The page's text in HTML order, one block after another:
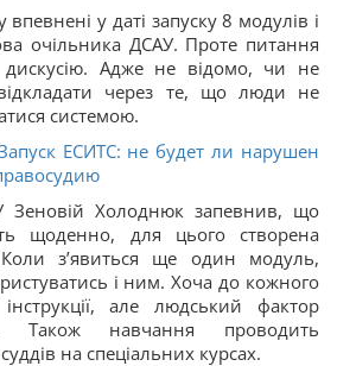
у даті запуску 8 модулів і
очільника ДСАУ. Проте питання
дискусію. Адже не відомо, чи не
через те, що люди не
системою.
ЕСИТС: не будет ли нарушен
Зеновій Холоднюк запевнив, що
щоденно, для цього створена
Коли з’явиться ще один модуль,
і ним. Хоча до кожного
але людський фактор
Також навчання проводить
на спеціальних курсах.